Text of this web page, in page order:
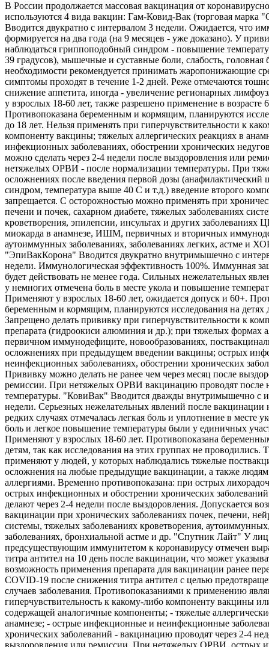
В России продолжается массовая вакцинация от
используются 4 вида вакцин: Гам-Ковид-Вак (торговая марка
Вводится двукратно с интервалом 3 недели. Ожидается, что
формируется на два года (на 9 месяцев - уже доказано). У
наблюдаться гриппоподобный синдром - повышение
39 градусов), мышечные и суставные боли, слабость, головная
необходимости рекомендуется принимать жаропонижающие
симптомы проходят в течение 1-2 дней. Реже отмечаются
снижение аппетита, иногда - увеличение регионарных
у взрослых 18-60 лет, также разрешено применение в возрасте
Противопоказана беременным и кормящим, планируются
до 18 лет. Нельзя применять при гиперчувствительности к
компоненту вакцины; тяжелых аллергических реакциях в
инфекционных заболеваниях, обострении хронических
можно сделать через 2-4 недели после выздоровления или
нетяжелых ОРВИ - после нормализации температуры. При
осложнениях после введения первой дозы
синдром, температура выше 40 С и т.д.) введение второго
запрещается. С осторожностью можно применять при
печени и почек, сахарном диабете, тяжелых заболеваниях
кроветворения, эпилепсии, инсультах и других заболеваниях
миокарда в анамнезе, ИШМ, первичных и вторичных
аутоиммунных заболеваниях, заболеваниях легких, астме и
"ЭпиВакКорона" Вводится двукратно внутримышечно с
недели. Иммунологическая эффективность 100%. Иммунная
будет действовать не менее года. Сильных нежелательных
у немногих отмечена боль в месте укола и повышение
Применяют у взрослых 18-60 лет, ожидается допуск и 60+.
беременным и кормящим, планируются исследования на детях
Запрещено делать прививку при гиперчувствительности к
препарата (гидроокиси алюминия и др.); при тяжелых формах
первичном иммунодефиците, новообразованиях,
осложнениях при предыдущем введении вакцины; острых
неинфекционных заболеваниях, обострении хронических
Прививку можно делать не ранее чем через месяц после
ремиссии. При нетяжелых ОРВИ вакцинацию проводят после
температуры. "КовиВак" Вводится дважды внутримышечно с
недели. Серьезных нежелательных явлений после вакцинации
редких случаях отмечалась легкая боль и уплотнение в месте
боль и легкое повышение температуры были у единичных
Применяют у взрослых 18-60 лет. Противопоказана
детям, так как исследования на этих группах не проводились.
применяют у людей, у которых наблюдались тяжелые
осложнения на любые предыдущие вакцинации, а также
аллергиями. Временно противопоказана: при острых
острых инфекционных и обострении хронических
делают через 2-4 недели после выздоровления. Допускается
вакцинации при хронических заболеваниях почек, печени,
системы, тяжелых заболеваниях кроветворения,
заболеваниях, бронхиальной астме и др. "Спутник Лайт" У
предсуществующим иммунитетом к коронавирусу отмечен
титра антител на 10 день после вакцинации, что может
возможность применения препарата для вакцинации ранее
COVID-19 после снижения титра антител с целью
случаев заболевания. Противопоказаниями к применению
гиперчувствительность к какому-либо компоненту вакцины
содержащей аналогичные компоненты; - тяжелые
анамнезе; - острые инфекционные и неинфекционные
хронических заболеваний - вакцинацию проводят через 2-4